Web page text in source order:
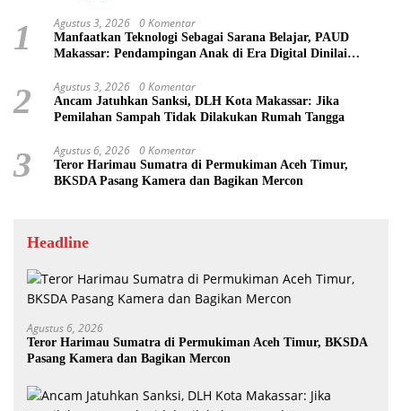
1 Agustus 3, 2026 0 Komentar
Manfaatkan Teknologi Sebagai Sarana Belajar, PAUD
Makassar: Pendampingan Anak di Era Digital Dinilai
2 Agustus 3, 2026 0 Komentar
Ancam Jatuhkan Sanksi, DLH Kota Makassar: Jika
Pemilahan Sampah Tidak Dilakukan Rumah Tangga
3 Agustus 6, 2026 0 Komentar
Teror Harimau Sumatra di Permukiman Aceh Timur,
BKSDA Pasang Kamera dan Bagikan Mercon
Headline
Agustus 6, 2026
Teror Harimau Sumatra di Permukiman Aceh Timur, BKSDA
Pasang Kamera dan Bagikan Mercon